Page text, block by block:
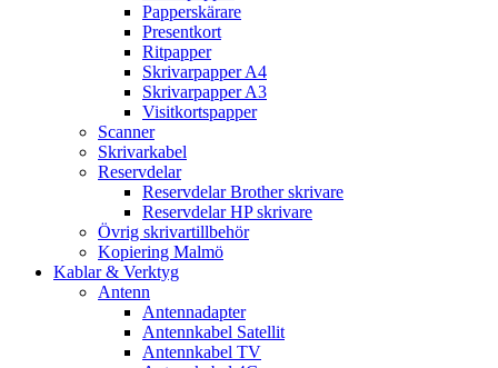
Papperskärare
Presentkort
Ritpapper
Skrivarpapper A4
Skrivarpapper A3
Visitkortspapper
Scanner
Skrivarkabel
Reservdelar
Reservdelar Brother skrivare
Reservdelar HP skrivare
Övrig skrivartillbehör
Kopiering Malmö
Kablar & Verktyg
Antenn
Antennadapter
Antennkabel Satellit
Antennkabel TV